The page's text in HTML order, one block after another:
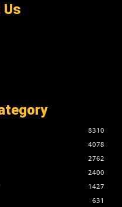
8310
4078
2762
2400
1427
631